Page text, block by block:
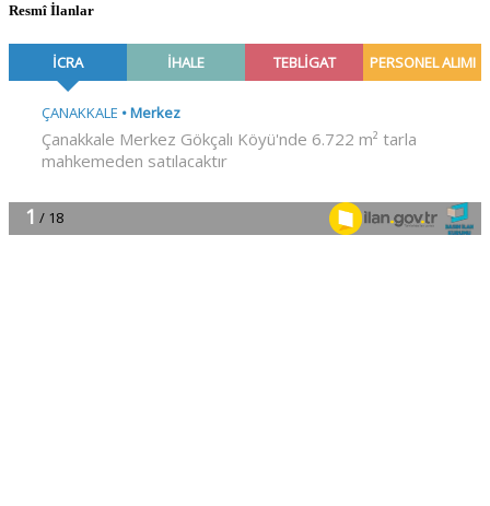
Resmî İlanlar